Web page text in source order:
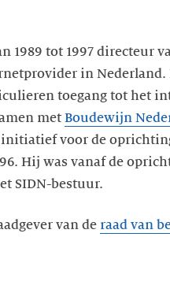
1989 tot 1997 directeur
in Nederland.
toegang tot het
met Boudewijn
voor de
Hij was vanaf de
SIDN-bestuur.
van de raad van